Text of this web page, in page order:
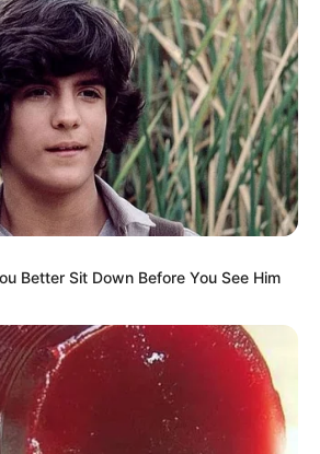
Better Sit Down Before You See Him